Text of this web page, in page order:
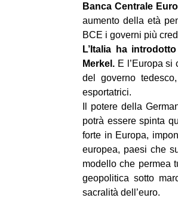
Banca Centrale
aumento della età
BCE i governi più
L’Italia ha
Merkel. E l’Europa
del governo
esportatrici.
Il potere della
potrà essere spinta
forte in Europa,
europea, paesi che
modello che permea
geopolitica sotto
sacralità dell’euro.